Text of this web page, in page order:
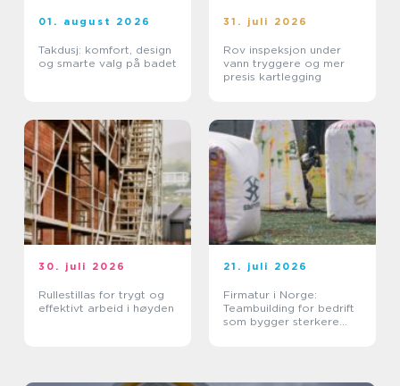
01. august 2026
Takdusj: komfort, design
og smarte valg på badet
31. juli 2026
Rov inspeksjon under
vann tryggere og mer
presis kartlegging
30. juli 2026
Rullestillas for trygt og
effektivt arbeid i høyden
21. juli 2026
Firmatur i Norge:
Teambuilding for bedrift
som bygger sterkere